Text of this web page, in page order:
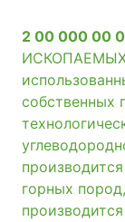
2 00 000 00
ИСКОПАЕМЫХ
собственных
горных